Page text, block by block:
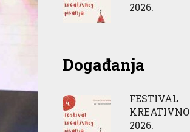
2026.
Događanja
FESTIVAL
2026.